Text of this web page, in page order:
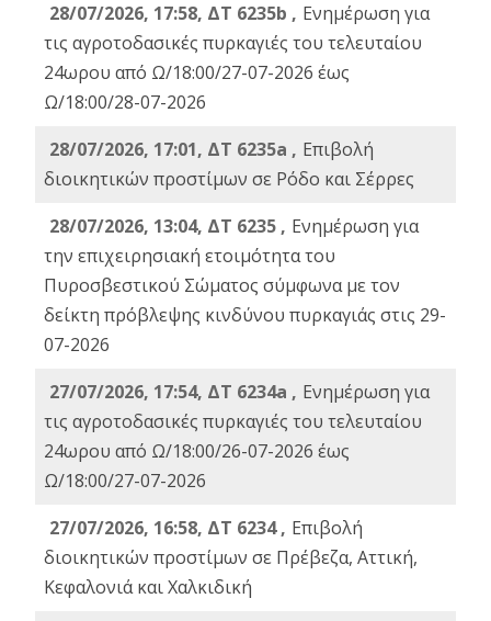
28/07/2026, 17:58, ΔΤ 6235b , Ενημέρωση για
τις αγροτοδασικές πυρκαγιές του τελευταίου
24ωρου από Ω/18:00/27-07-2026 έως
Ω/18:00/28-07-2026
28/07/2026, 17:01, ΔΤ 6235a , Eπιβολή
διοικητικών προστίμων σε Ρόδο και Σέρρες
28/07/2026, 13:04, ΔΤ 6235 , Ενημέρωση για
την επιχειρησιακή ετοιμότητα του
Πυροσβεστικού Σώματος σύμφωνα με τον
δείκτη πρόβλεψης κινδύνου πυρκαγιάς στις 29-
07-2026
27/07/2026, 17:54, ΔΤ 6234a , Ενημέρωση για
τις αγροτοδασικές πυρκαγιές του τελευταίου
24ωρου από Ω/18:00/26-07-2026 έως
Ω/18:00/27-07-2026
27/07/2026, 16:58, ΔΤ 6234 , Eπιβολή
διοικητικών προστίμων σε Πρέβεζα, Αττική,
Κεφαλονιά και Χαλκιδική